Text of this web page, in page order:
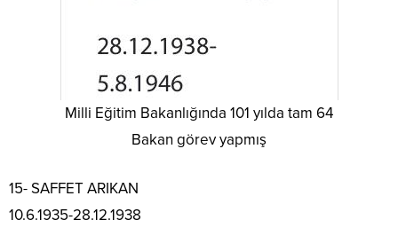
Milli Eğitim Bakanlığında 101 yılda tam 64
Bakan görev yapmış
15- SAFFET ARIKAN
10.6.1935-28.12.1938